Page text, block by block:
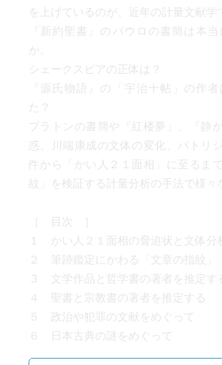
を上げているのが、近年の計量文献学
『新約聖書』のパウロの書簡は本
か。
シェークスピアの正体は？
『源氏物語』の「宇治十帖」の作者
た？
プラトンの書簡や『紅楼夢』、『静
惑、川端康成の文体の変化、パトリ
件から「かい人２１面相」に至るま
紋」を検証する計量分析の手法で様々
［ 目次 ］
１ かい人２１面相の脅迫状と文体分析
２ 筆跡鑑定にかわる「文章の指紋」
３ 文学作品と哲学書の著者を推定す
４ 聖書と宗教書の著者を推定する
５ 政治や犯罪の文献をめぐって
６ 日本古典の謎をめぐって